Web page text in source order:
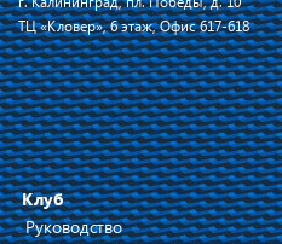
ТЦ «Кловер», 6 этаж, Офис 617-618
Клуб
Руководство